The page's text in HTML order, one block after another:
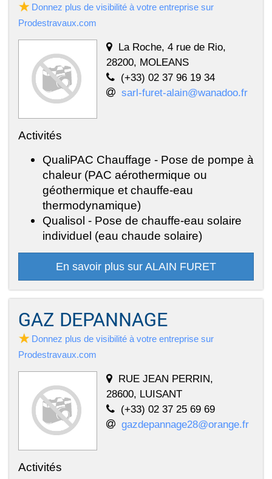
Donnez plus de visibilité à votre entreprise sur
Prodestravaux.com
La Roche, 4 rue de Rio,
28200, MOLEANS
(+33) 02 37 96 19 34
sarl-furet-alain@wanadoo.fr
Activités
QualiPAC Chauffage - Pose de pompe à
chaleur (PAC aérothermique ou
géothermique et chauffe-eau
thermodynamique)
Qualisol - Pose de chauffe-eau solaire
individuel (eau chaude solaire)
En savoir plus sur ALAIN FURET
GAZ DEPANNAGE
Donnez plus de visibilité à votre entreprise sur
Prodestravaux.com
RUE JEAN PERRIN,
28600, LUISANT
(+33) 02 37 25 69 69
gazdepannage28@orange.fr
Activités